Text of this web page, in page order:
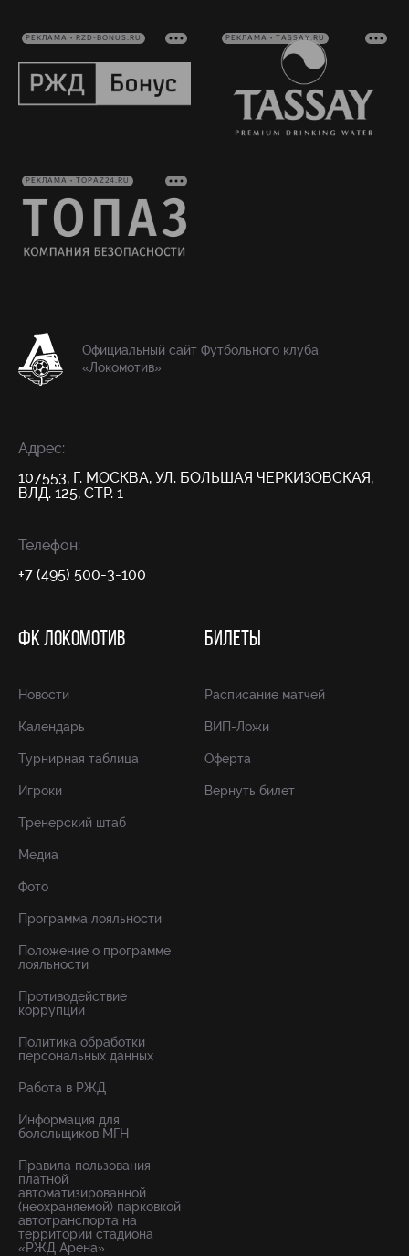
РЕКЛАМА • RZD-BONUS.RU РЕКЛАМА • TASSAY.RU
РЕКЛАМА • TOPAZ24.RU
Официальный сайт Футбольного клуба
«Локомотив»
Адрес:
107553, Г. МОСКВА, УЛ. БОЛЬШАЯ ЧЕРКИЗОВСКАЯ,
ВЛД. 125, СТР. 1
Телефон:
+7 (495) 500-3-100
ФК ЛОКОМОТИВ
Новости
Календарь
Турнирная таблица
Игроки
Тренерский штаб
Медиа
Фото
Программа лояльности
Положение о программе
лояльности
Противодействие
коррупции
Политика обработки
персональных данных
Работа в РЖД
Информация для
болельщиков МГН
Правила пользования
платной
автоматизированной
(неохраняемой) парковкой
автотранспорта на
территории стадиона
«РЖД Арена»
БИЛЕТЫ
Расписание матчей
ВИП-Ложи
Оферта
Вернуть билет